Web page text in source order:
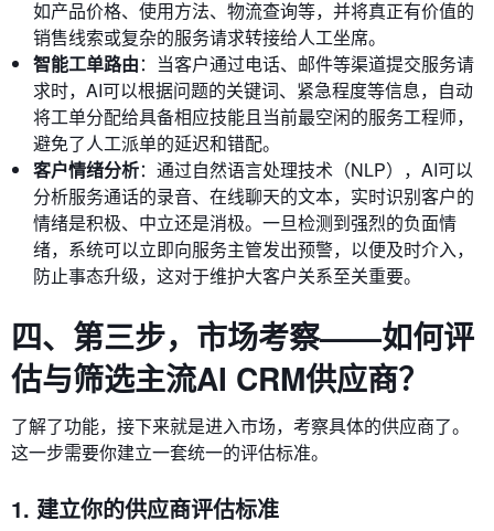
如产品价格、使用方法、物流查询等，并将真正有价值的
销售线索或复杂的服务请求转接给人工坐席。
智能工单路由：当客户通过电话、邮件等渠道提交服务请
求时，AI可以根据问题的关键词、紧急程度等信息，自动
将工单分配给具备相应技能且当前最空闲的服务工程师，
避免了人工派单的延迟和错配。
客户情绪分析：通过自然语言处理技术（NLP），AI可以
分析服务通话的录音、在线聊天的文本，实时识别客户的
情绪是积极、中立还是消极。一旦检测到强烈的负面情
绪，系统可以立即向服务主管发出预警，以便及时介入，
防止事态升级，这对于维护大客户关系至关重要。
四、第三步，市场考察——如何评
估与筛选主流AI CRM供应商？
了解了功能，接下来就是进入市场，考察具体的供应商了。
这一步需要你建立一套统一的评估标准。
1. 建立你的供应商评估标准